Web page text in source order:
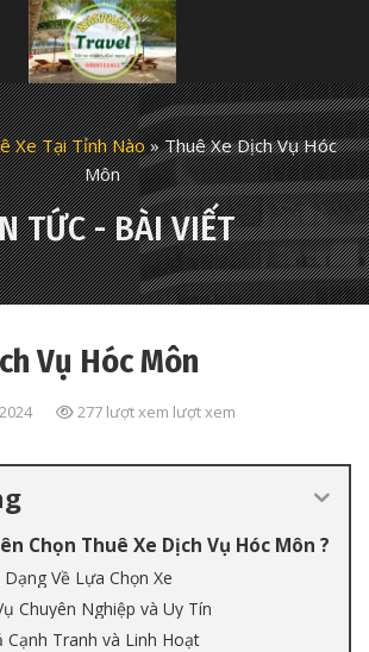
Xe Tại Tỉnh Nào»Thuê Xe Dịch Vụ Hóc
Môn
TỨC - BÀI VIẾT
Vụ Hóc Môn
277 lượt xem lượt xem
Chọn Thuê Xe Dịch Vụ Hóc Môn ?
Về Lựa Chọn Xe
Chuyên Nghiệp và Uy Tín
Cạnh Tranh và Linh Hoạt